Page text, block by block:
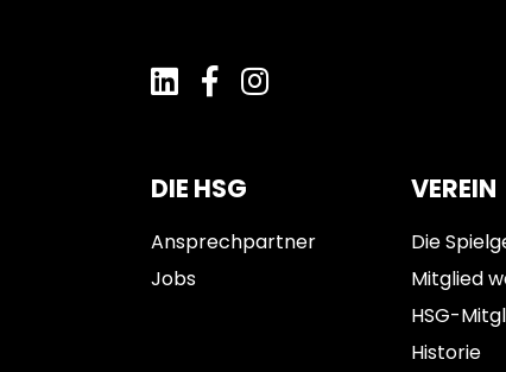
DIE HSG
Ansprechpartner
Jobs
VEREIN
Die
Mitglied
HSG-
Historie